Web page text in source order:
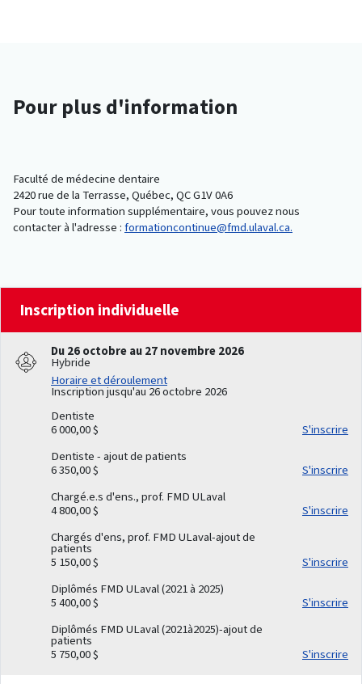
Pour plus d'information
Faculté de médecine dentaire
2420 rue de la Terrasse, Québec, QC G1V 0A6
Pour toute information supplémentaire, vous pouvez nous
contacter à l'adresse : formationcontinue@fmd.ulaval.ca.
Inscription individuelle
Du 26 octobre au 27 novembre 2026
Hybride
Horaire et déroulement
Inscription jusqu'au 26 octobre 2026
Dentiste
6 000,00 $
S'inscrire
Dentiste - ajout de patients
6 350,00 $
S'inscrire
Chargé.e.s d'ens., prof. FMD ULaval
4 800,00 $
S'inscrire
Chargés d'ens, prof. FMD ULaval-ajout de
patients
5 150,00 $
S'inscrire
Diplômés FMD ULaval (2021 à 2025)
5 400,00 $
S'inscrire
Diplômés FMD ULaval (2021à2025)-ajout de
patients
5 750,00 $
S'inscrire